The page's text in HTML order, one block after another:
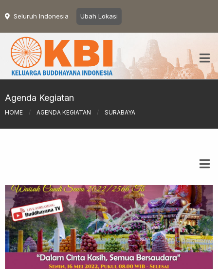
Seluruh Indonesia Ubah Lokasi
Agenda Kegiatan
HOME / AGENDA KEGIATAN / SURABAYA